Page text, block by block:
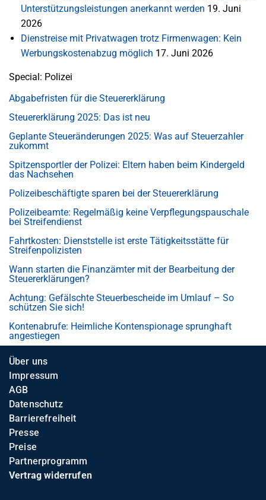
Unterstützungsleistungen anerkannt werden 19. Juni
2026
Dienstreise mit Privatwagen trotz Firmenwagen: Kein
Werbungskostenabzug möglich 17. Juni 2026
Special: Polizei
Abgabefristen für die Steuererklärung
Steuererklärung 2025: Das ist neu
Geplante Steueränderungen 2025: Was auf Steuerzahler
zukommt
Spitzensportler der Polizei: Eltern haben beim Kindergeld
das Nachsehen
Polizeibeschäftigte sparen bei der Steuererklärung
Polizeibeamte: Regelmäßig keine Verpflegungspauschale
bei Streifendienst
Fahrtkosten: Dienststelle ist erste Tätigkeitsstätte für
Streifenpolizisten
Wann starten die Finanzämter mit der Bearbeitung der
Steuererklärungen?
Achtung: Gefälschte Steuerbescheide im Umlauf – So
schützen Sie sich!
Kontenabrufe: Heimliche Kontenspionage sprunghaft
angestiegen
Über uns
Impressum
AGB
Datenschutz
Barrierefreiheit
Presse
Preise
Partnerprogramm
Vertrag widerrufen